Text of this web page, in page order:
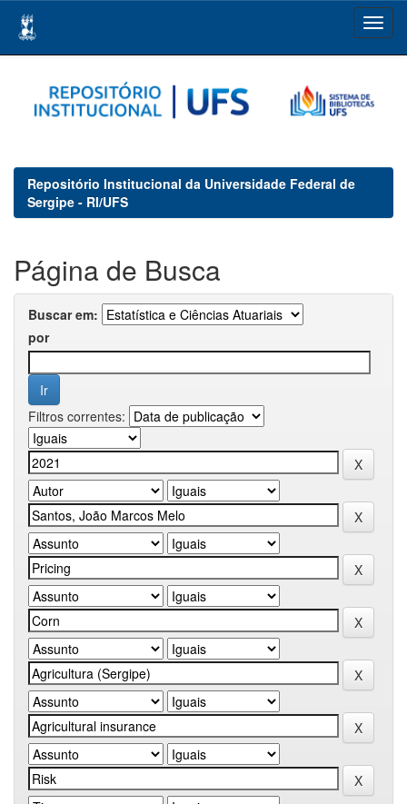
navigation
Repositório Institucional da Universidade Federal de
Sergipe - RI/UFS
Página de Busca
Buscar em:
por
Filtros correntes: